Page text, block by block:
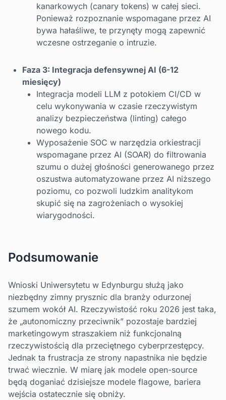
kanarkowych (canary tokens) w całej sieci.
Ponieważ rozpoznanie wspomagane przez AI
bywa hałaśliwe, te przynęty mogą zapewnić
wczesne ostrzeganie o intruzie.
Faza 3: Integracja defensywnej AI (6-12
miesięcy)
Integracja modeli LLM z potokiem CI/CD w
celu wykonywania w czasie rzeczywistym
analizy bezpieczeństwa (linting) całego
nowego kodu.
Wyposażenie SOC w narzędzia orkiestracji
wspomagane przez AI (SOAR) do filtrowania
szumu o dużej głośności generowanego przez
oszustwa automatyzowane przez AI niższego
poziomu, co pozwoli ludzkim analitykom
skupić się na zagrożeniach o wysokiej
wiarygodności.
Podsumowanie
Wnioski Uniwersytetu w Edynburgu służą jako
niezbędny zimny prysznic dla branży odurzonej
szumem wokół AI. Rzeczywistość roku 2026 jest taka,
że „autonomiczny przeciwnik” pozostaje bardziej
marketingowym straszakiem niż funkcjonalną
rzeczywistością dla przeciętnego cyberprzestępcy.
Jednak ta frustracja ze strony napastnika nie będzie
trwać wiecznie. W miarę jak modele open-source
będą doganiać dzisiejsze modele flagowe, bariera
wejścia ostatecznie się obniży.